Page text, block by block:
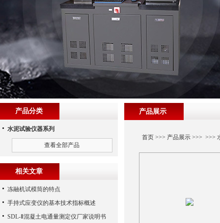
产品展示
首页>>> 产品展示>>> >>>
产品分类
水泥试验仪器系列
查看全部产品
相关文章
冻融机试模筒的特点
手持式应变仪的基本技术指标概述
SDL-Ⅱ混凝土电通量测定仪厂家说明书